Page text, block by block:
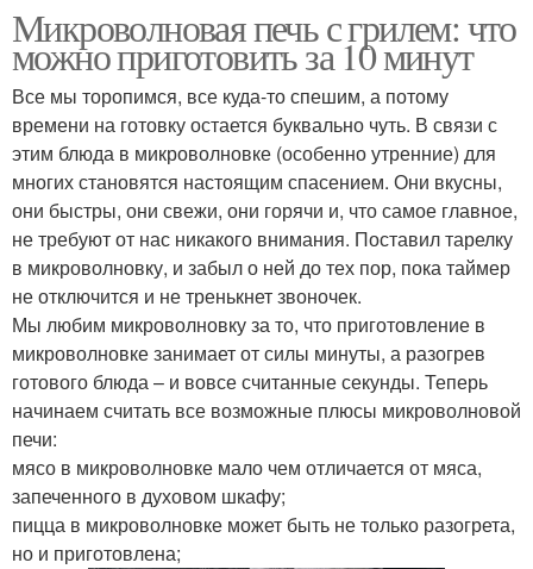
Микроволновая печь с грилем: что
можно приготовить за 10 минут
Все мы торопимся, все куда-то спешим, а потому
времени на готовку остается буквально чуть. В связи с
этим блюда в микроволновке (особенно утренние) для
многих становятся настоящим спасением. Они вкусны,
они быстры, они свежи, они горячи и, что самое главное,
не требуют от нас никакого внимания. Поставил тарелку
в микроволновку, и забыл о ней до тех пор, пока таймер
не отключится и не тренькнет звоночек.
Мы любим микроволновку за то, что приготовление в
микроволновке занимает от силы минуты, а разогрев
готового блюда – и вовсе считанные секунды. Теперь
начинаем считать все возможные плюсы микроволновой
печи:
мясо в микроволновке мало чем отличается от мяса,
запеченного в духовом шкафу;
пицца в микроволновке может быть не только разогрета,
но и приготовлена;